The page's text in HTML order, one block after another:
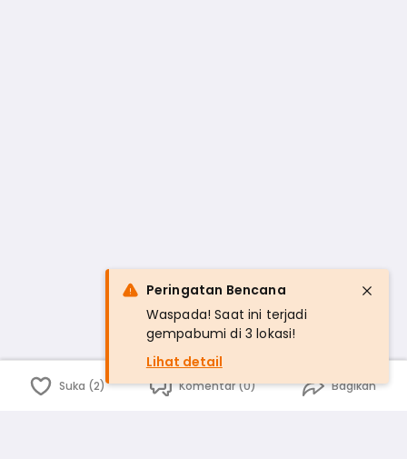
Suka (2) Komentar (0) Bagikan
Peringatan Bencana
Waspada! Saat ini terjadi
gempabumi di 3 lokasi!
Lihat detail